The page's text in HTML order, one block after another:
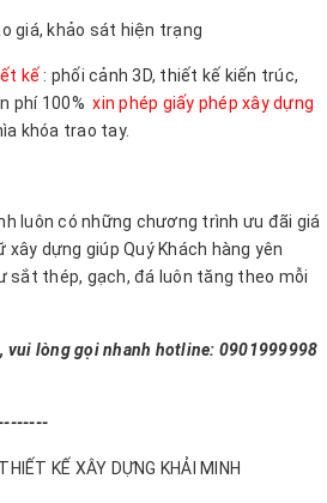
giá, khảo sát hiện trạng
kế : phối cảnh 3D, thiết kế kiến trúc,
phí 100%xin phép giấy phép xây dựng
khóa trao tay.
luôn có những chương trình ưu đãi giá
dựng giúp Quý Khách hàng yên
sắt thép, gạch, đá luôn tăng theo mỗi
vui lòng gọi nhanh hotline: 0901999998
KẾ XÂY DỰNG KHẢI MINH